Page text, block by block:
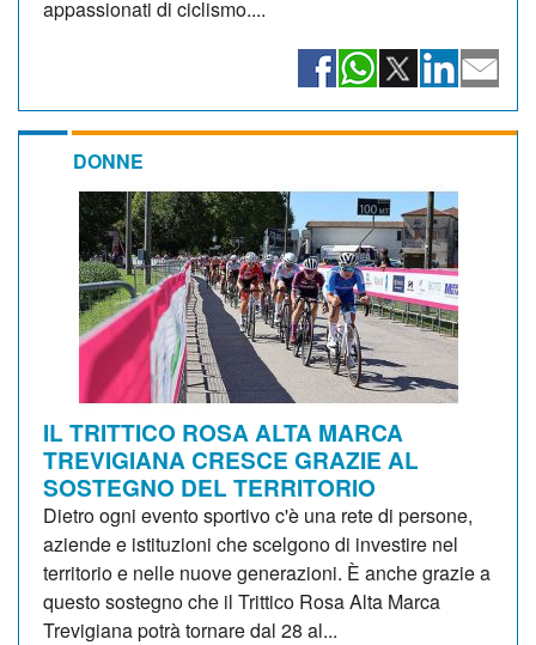
appassionati di ciclismo....
DONNE
IL TRITTICO ROSA ALTA MARCA
TREVIGIANA CRESCE GRAZIE AL
SOSTEGNO DEL TERRITORIO
Dietro ogni evento sportivo c'è una rete di persone,
aziende e istituzioni che scelgono di investire nel
territorio e nelle nuove generazioni. È anche grazie a
questo sostegno che il Trittico Rosa Alta Marca
Trevigiana potrà tornare dal 28 al...